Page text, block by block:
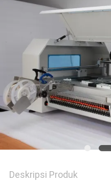
KEBIJAKAN
PRIVASI
Deskripsi Produk